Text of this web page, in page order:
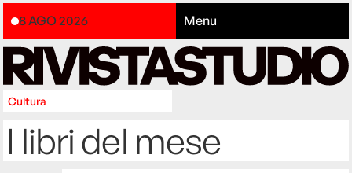
8 AGO 2026 Menu
Cultura
I libri del mese